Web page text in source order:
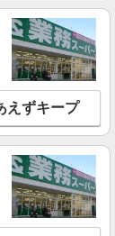
フ
交通費別途支給
介
2回払
。○。・゜
プ
見る
えずキープ